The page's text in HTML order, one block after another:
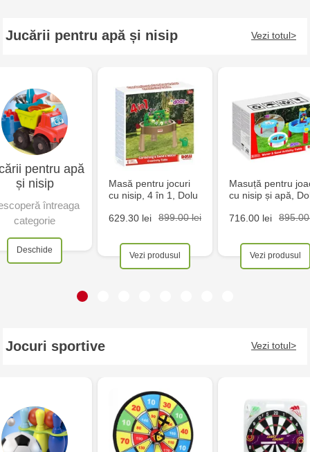
Jucării pentru apă și nisip Vezi totul
pentru apă
și nisip
întreaga
categorie
Deschide
Masă pentru jocuri
cu nisip, 4 în 1, Dolu
629.30 lei 899.00 lei
Vezi produsul
Masuță pentru
cu nisip și apă,
716.00 lei
Vezi produsul
Jocuri sportive Vezi totul